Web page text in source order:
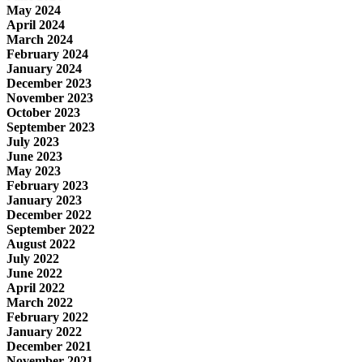
May 2024
April 2024
March 2024
February 2024
January 2024
December 2023
November 2023
October 2023
September 2023
July 2023
June 2023
May 2023
February 2023
January 2023
December 2022
September 2022
August 2022
July 2022
June 2022
April 2022
March 2022
February 2022
January 2022
December 2021